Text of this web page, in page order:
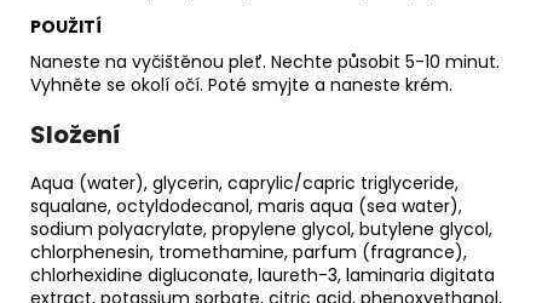
POUŽITÍ
Naneste na vyčištěnou pleť. Nechte působit 5-10 minut.
Vyhněte se okolí očí. Poté smyjte a naneste krém.
Složení
Aqua (water), glycerin, caprylic/capric triglyceride,
squalane, octyldodecanol, maris aqua (sea water),
sodium polyacrylate, propylene glycol, butylene glycol,
chlorphenesin, tromethamine, parfum (fragrance),
chlorhexidine digluconate, laureth-3, laminaria digitata
extract, potassium sorbate, citric acid, phenoxyethanol,